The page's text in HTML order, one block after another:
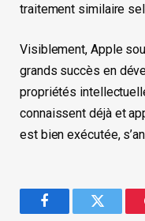
traitement similaire
Visiblement, Apple
grands succès en
propriétés
connaissent déjà et
est bien exécutée,
FacebookTwitter